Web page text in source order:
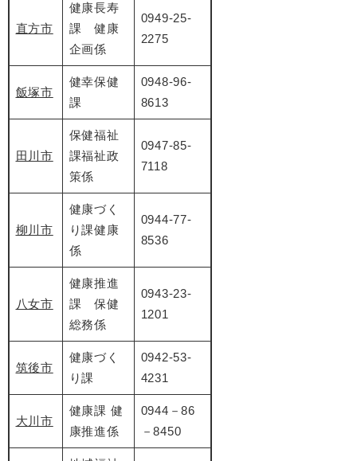
直方市
健康長寿
課 健康
企画係
0949-25-
2275
飯塚市
健幸保健
課
0948-96-
8613
田川市
保健福祉
課福祉政
策係
0947-85-
7118
柳川市
健康づく
り課健康
係
0944-77-
8536
八女市
健康推進
課 保健
総務係
0943-23-
1201
筑後市
健康づく
り課
0942-53-
4231
大川市
健康課 健
康推進係
0944－86
－8450